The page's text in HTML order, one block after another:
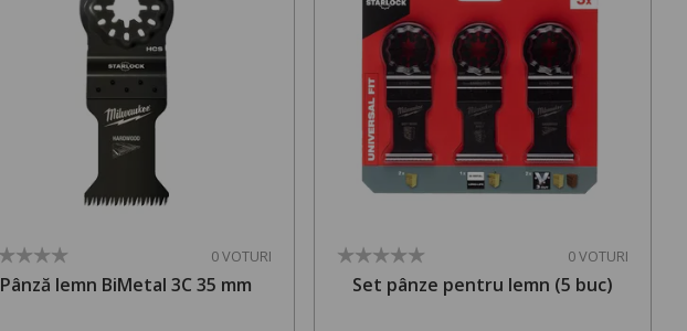
0 VOTURI
Pânză lemn BiMetal 3C 35 mm
0 VOTURI
Set pânze pentru lemn (5 buc)